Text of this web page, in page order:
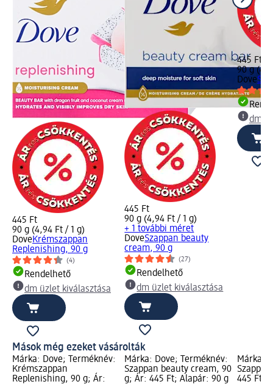
445 Ft
90 g (4,94 Ft / 1 g)
DoveKrémszappan
Replenishing, 90 g
(4)
Rendelhető
dm üzlet kiválasztása
445 Ft
90 g (4,94 Ft / 1 g)
+ 1 további méret
DoveSzappan beauty
cream, 90 g
(27)
Rendelhető
dm üzlet kiválasztása
445 Ft
90 g
Dove
dm
Mások még ezeket vásárolták
Márka: Dove; Terméknév:
Krémszappan
Replenishing, 90 g; Ár:
Márka: Dove; Terméknév:
Szappan beauty cream, 90
g; Ár: 445 Ft; Alapár: 90 g
Márka:
445 Ft;